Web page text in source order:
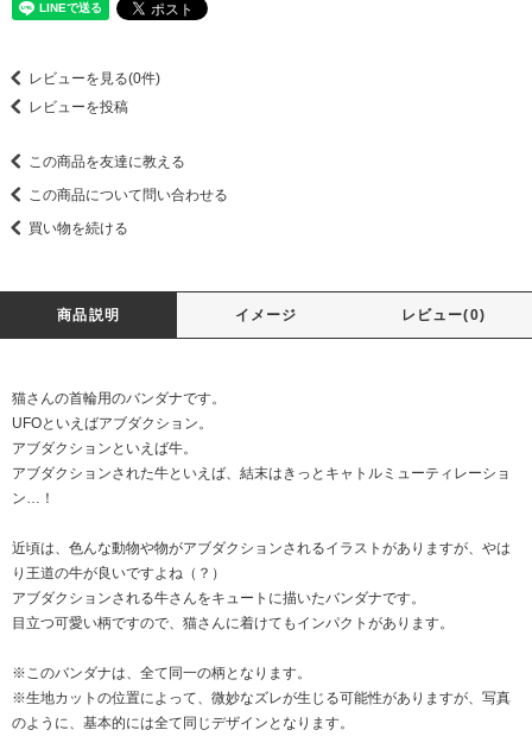
レビューを見る(0件)
レビューを投稿
この商品を友達に教える
この商品について問い合わせる
買い物を続ける
商品説明 イメージ レビュー(0)
猫さんの首輪用のバンダナです。
UFOといえばアブダクション。
アブダクションといえば牛。
アブダクションされた牛といえば、結末はきっとキャトルミューティレーショ
ン…！
近頃は、色んな動物や物がアブダクションされるイラストがありますが、やは
り王道の牛が良いですよね（？）
アブダクションされる牛さんをキュートに描いたバンダナです。
目立つ可愛い柄ですので、猫さんに着けてもインパクトがあります。
※このバンダナは、全て同一の柄となります。
※生地カットの位置によって、微妙なズレが生じる可能性がありますが、写真
のように、基本的には全て同じデザインとなります。